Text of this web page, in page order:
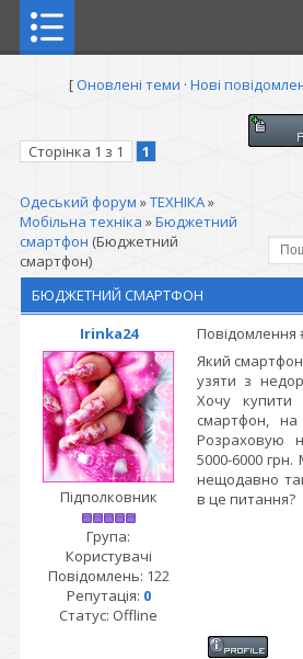
[Оновлені теми · Нові
Сторінка 1 з 1 1
Одеський форум »ТЕХНІКА»
Мобільна техніка »Бюджетний
смартфон (Бюджетний
смартфон)
БЮДЖЕТНИЙ СМАРТФОН
Irinka24
Повідомлення
Підполковник
Група:
Користувачі
Повідомлень: 122
Репутація: 0
Статус: Offline
Який
узяти з
Хочу купити
смартфон,
Розраховую
5000-6000
нещодавно
в це питання?